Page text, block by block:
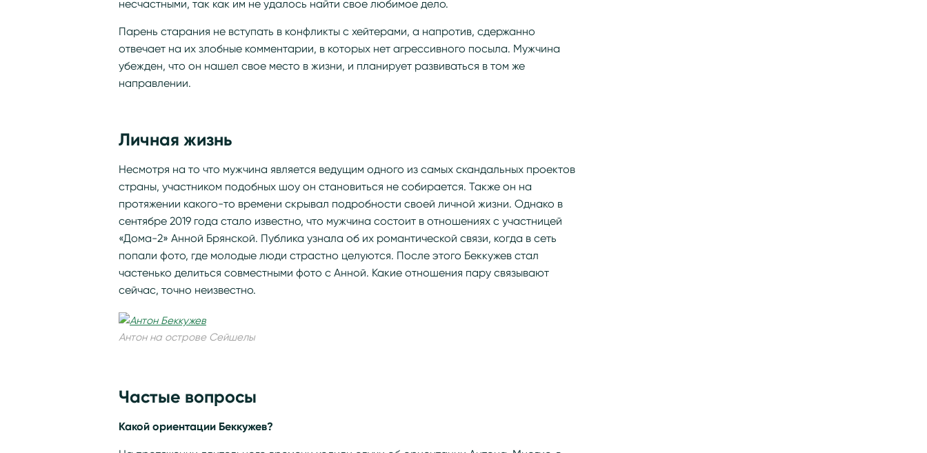
несчастными, так как им не удалось найти свое любимое дело.
Парень старания не вступать в конфликты с хейтерами, а напротив, сдержанно
отвечает на их злобные комментарии, в которых нет агрессивного посыла. Мужчина
убежден, что он нашел свое место в жизни, и планирует развиваться в том же
направлении.
Личная жизнь
Несмотря на то что мужчина является ведущим одного из самых скандальных проектов
страны, участником подобных шоу он становиться не собирается. Также он на
протяжении какого-то времени скрывал подробности своей личной жизни. Однако в
сентябре 2019 года стало известно, что мужчина состоит в отношениях с участницей
«Дома-2» Анной Брянской. Публика узнала об их романтической связи, когда в сеть
попали фото, где молодые люди страстно целуются. После этого Беккужев стал
частенько делиться совместными фото с Анной. Какие отношения пару связывают
сейчас, точно неизвестно.
Антон на острове Сейшелы
Частые вопросы
Какой ориентации Беккужев?